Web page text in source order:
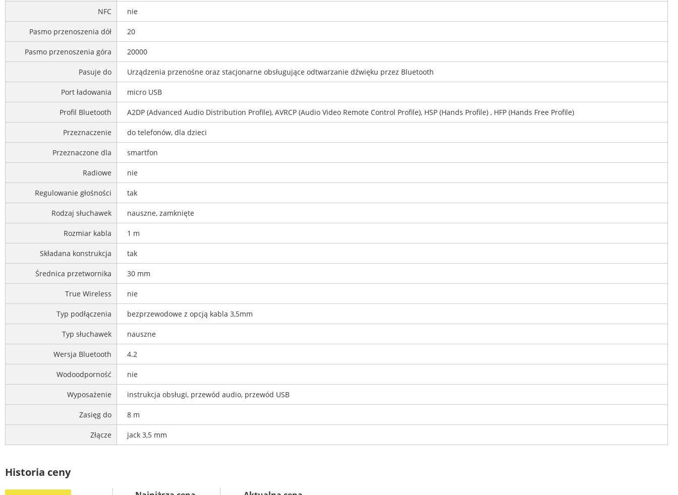
NFC nie
Pasmo przenoszenia dół 20
Pasmo przenoszenia góra 20000
Pasuje do Urządzenia przenośne oraz stacjonarne obsługujące odtwarzanie dźwięku przez Bluetooth
Port ładowania micro USB
Profil Bluetooth A2DP (Advanced Audio Distribution Profile), AVRCP (Audio Video Remote Control Profile), HSP (Hands Profile) , HFP (Hands Free Profile)
Przeznaczenie do telefonów, dla dzieci
Przeznaczone dla smartfon
Radiowe nie
Regulowanie głośności tak
Rodzaj słuchawek nauszne, zamknięte
Rozmiar kabla 1 m
Składana konstrukcja tak
Średnica przetwornika 30 mm
True Wireless nie
Typ podłączenia bezprzewodowe z opcją kabla 3,5mm
Typ słuchawek nauszne
Wersja Bluetooth 4.2
Wodoodporność nie
Wyposażenie instrukcja obsługi, przewód audio, przewód USB
Zasięg do 8 m
Złącze jack 3,5 mm
Historia ceny